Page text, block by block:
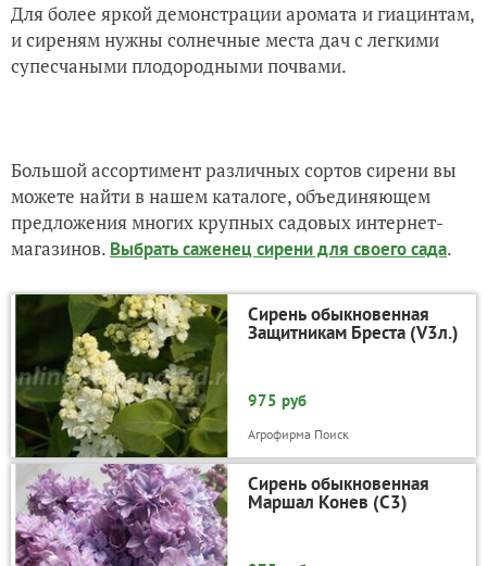
Для более яркой демонстрации аромата и гиацинтам,
и сиреням нужны солнечные места дач с легкими
супесчаными плодородными почвами.
Большой ассортимент различных сортов сирени вы
можете найти в нашем каталоге, объединяющем
предложения многих крупных садовых интернет-
магазинов. Выбрать саженец сирени для своего сада.
Сирень обыкновенная
Защитникам Бреста (V3л.)
975 руб
Агрофирма Поиск
Сирень обыкновенная
Маршал Конев (С3)